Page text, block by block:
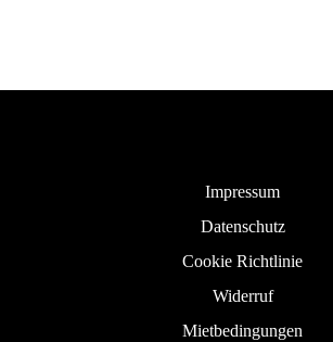
Impressum
Datenschutz
Cookie Richtlinie
Widerruf
Mietbedingungen